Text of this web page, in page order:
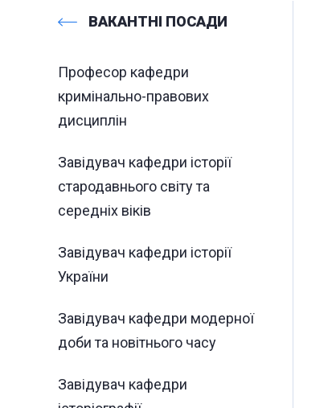
ВАКАНТНІ ПОСАДИ
Професор кафедри
кримінально-правових
дисциплін
Завідувач кафедри історії
стародавнього світу та
середніх віків
Завідувач кафедри історії
України
Завідувач кафедри модерної
доби та новітнього часу
Завідувач кафедри